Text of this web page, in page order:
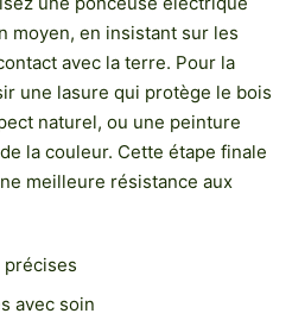
moyen, en insistant sur les
avec la terre. Pour la
une lasure qui protège le bois
naturel, ou une peinture
la couleur. Cette étape finale
meilleure résistance aux
précises
avec soin